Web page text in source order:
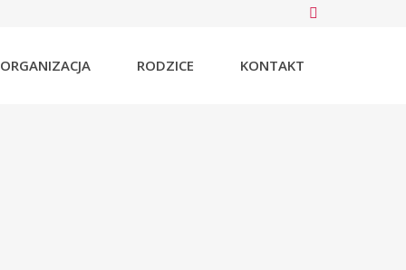
ORGANIZACJA RODZICE KONTAKT